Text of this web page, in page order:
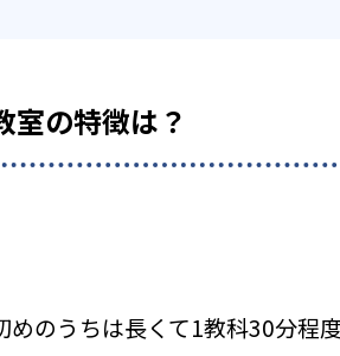
室の特徴は？
のうちは長くて1教科30分程